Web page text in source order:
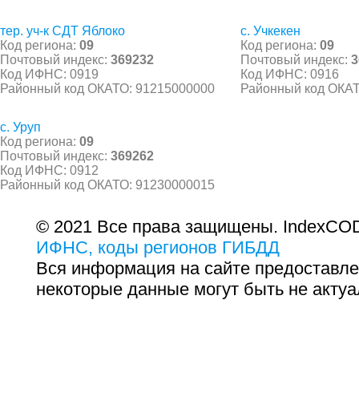
тер. уч-к СДТ Яблоко
Код региона: 09
Почтовый индекс: 369232
Код ИФНС: 0919
Районный код ОКАТО: 91215000000
с. Учкекен
Код региона: 09
Почтовый индекс:
Код ИФНС: 0916
Районный код
с. Уруп
Код региона: 09
Почтовый индекс: 369262
Код ИФНС: 0912
Районный код ОКАТО: 91230000015
© 2021 Все права защищены.
ИФНС, коды регионов ГИБДД
Вся информация на сайте
некоторые данные могут быть не